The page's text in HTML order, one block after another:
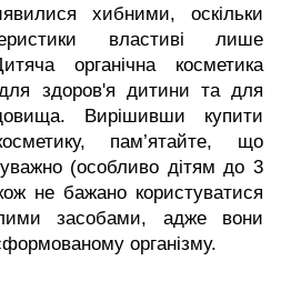
хибними, оскільки
властиві лише
органічна косметика
здоров'я дитини та для
Вирішивши купити
пам’ятайте, що
уважно (особливо дітям до 3
не бажано користуватися
засобами, адже вони
організму.